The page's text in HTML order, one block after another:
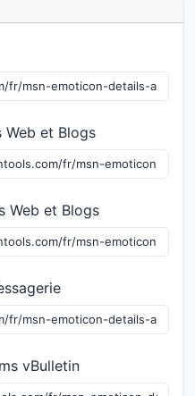
Web et Blogs
Web et Blogs
vBulletin